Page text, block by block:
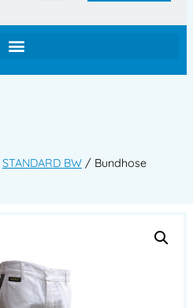
STANDARD BW / Bundhose